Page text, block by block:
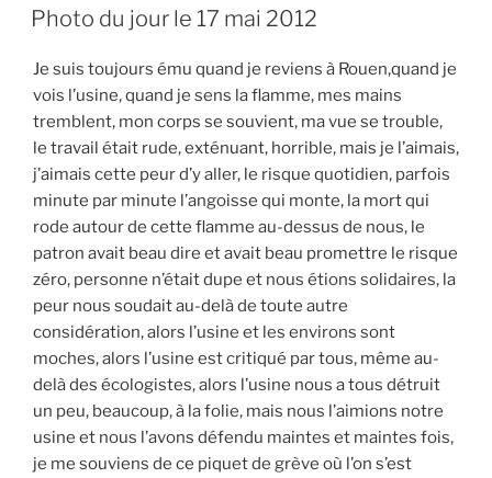
LE
Photo du jour le 17 mai 2012
Je suis toujours ému quand je reviens à Rouen,quand je
vois l’usine, quand je sens la flamme, mes mains
tremblent, mon corps se souvient, ma vue se trouble,
le travail était rude, exténuant, horrible, mais je l’aimais,
j’aimais cette peur d’y aller, le risque quotidien, parfois
minute par minute l’angoisse qui monte, la mort qui
rode autour de cette flamme au-dessus de nous, le
patron avait beau dire et avait beau promettre le risque
zéro, personne n’était dupe et nous étions solidaires, la
peur nous soudait au-delà de toute autre
considération, alors l’usine et les environs sont
moches, alors l’usine est critiqué par tous, même au-
delà des écologistes, alors l’usine nous a tous détruit
un peu, beaucoup, à la folie, mais nous l’aimions notre
usine et nous l’avons défendu maintes et maintes fois,
je me souviens de ce piquet de grève où l’on s’est